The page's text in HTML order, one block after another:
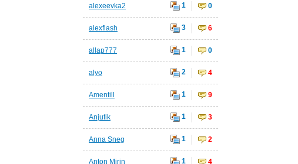
alexeevka2 1 0
alexflash 3 6
allap777 1 0
alyo 2 4
Amentill 1 9
Anjutik 1 3
Anna Sneg 1 2
Anton Mirin 1 4